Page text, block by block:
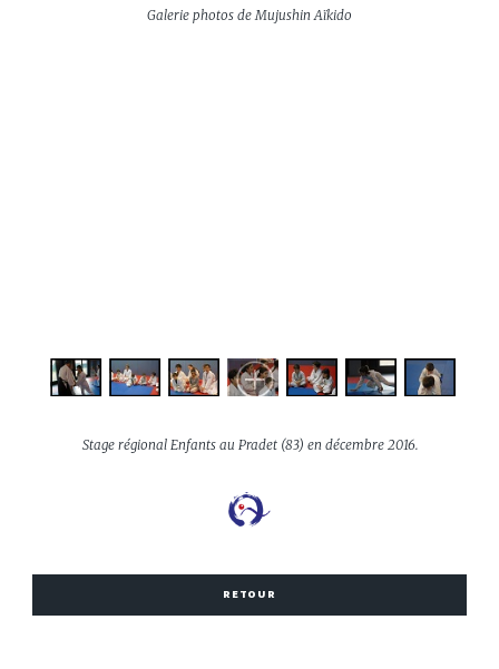
Galerie photos de Mujushin Aïkido
Stage régional Enfants au Pradet (83) en décembre 2016.
RETOUR